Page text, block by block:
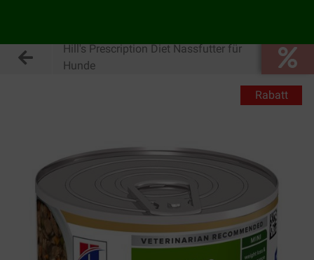
Hill's Prescription Diet Nassfutter für
Hunde
Rabatt